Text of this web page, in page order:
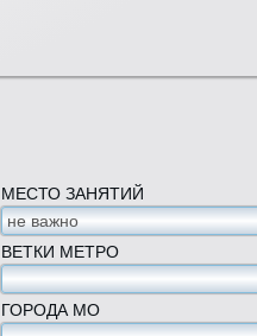
МЕСТО ЗАНЯТИЙ
ВЕТКИ МЕТРО
ГОРОДА МО